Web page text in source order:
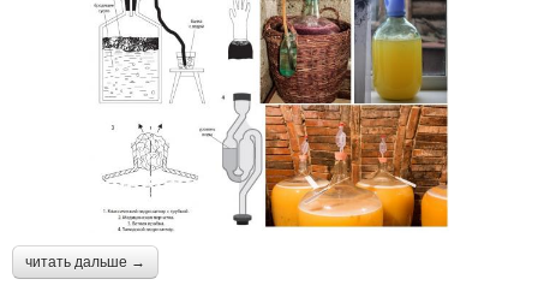
читать дальше →